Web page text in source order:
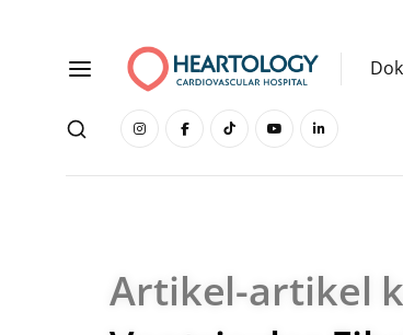
Artikel-artikel